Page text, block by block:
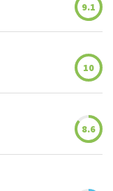
9.1
10
8.6